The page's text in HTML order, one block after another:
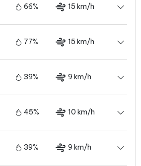
66% 15 km/h
77% 15 km/h
39% 9 km/h
45% 10 km/h
39% 9 km/h